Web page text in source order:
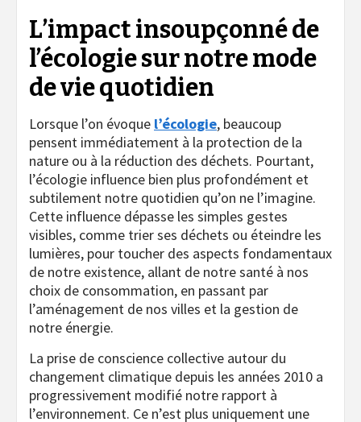
L’impact insoupçonné de
l’écologie sur notre mode
de vie quotidien
Lorsque l’on évoque l’écologie, beaucoup
pensent immédiatement à la protection de la
nature ou à la réduction des déchets. Pourtant,
l’écologie influence bien plus profondément et
subtilement notre quotidien qu’on ne l’imagine.
Cette influence dépasse les simples gestes
visibles, comme trier ses déchets ou éteindre les
lumières, pour toucher des aspects fondamentaux
de notre existence, allant de notre santé à nos
choix de consommation, en passant par
l’aménagement de nos villes et la gestion de
notre énergie.
La prise de conscience collective autour du
changement climatique depuis les années 2010 a
progressivement modifié notre rapport à
l’environnement. Ce n’est plus uniquement une